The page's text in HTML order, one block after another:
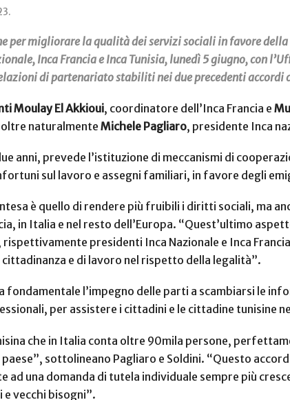
.
per migliorare la qualità dei servizi sociali in favore
Inca Francia e Inca Tunisia, lunedì 5 giugno, con
di partenariato stabiliti nei due precedenti accordi
Moulay El Akkioui, coordinatore dell’Inca Francia e
naturalmente Michele Pagliaro, presidente Inca
anni, prevede l’istituzione di meccanismi di
sul lavoro e assegni familiari, in favore degli
è quello di rendere più fruibili i diritti sociali, ma
in Italia e nel resto dell’Europa. “Quest’ultimo
rispettivamente presidenti Inca Nazionale e Inca
e di lavoro nel rispetto della legalità”.
fondamentale l’impegno delle parti a scambiarsi le
per assistere i cittadini e le cittadine tunisine
che in Italia conta oltre 90mila persone,
paese”, sottolineano Pagliaro e Soldini. “Questo
ad una domanda di tutela individuale sempre più
vecchi bisogni”.